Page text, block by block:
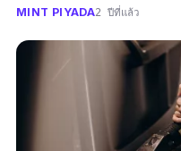
MINT PIYADA2 ปีที่แล้ว